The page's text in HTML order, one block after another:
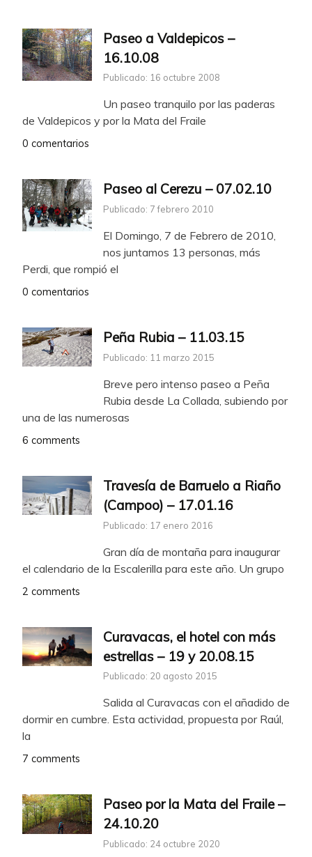
Paseo a Valdepicos –
16.10.08
Publicado: 16 octubre 2008
Un paseo tranquilo por las paderas
de Valdepicos y por la Mata del Fraile
0 comentarios
Paseo al Cerezu – 07.02.10
Publicado: 7 febrero 2010
El Domingo, 7 de Febrero de 2010,
nos juntamos 13 personas, más
Perdi, que rompió el
0 comentarios
Peña Rubia – 11.03.15
Publicado: 11 marzo 2015
Breve pero intenso paseo a Peña
Rubia desde La Collada, subiendo por
una de las numerosas
6 comments
Travesía de Barruelo a Riaño
(Campoo) – 17.01.16
Publicado: 17 enero 2016
Gran día de montaña para inaugurar
el calendario de la Escalerilla para este año. Un grupo
2 comments
Curavacas, el hotel con más
estrellas – 19 y 20.08.15
Publicado: 20 agosto 2015
Salida al Curavacas con el añadido de
dormir en cumbre. Esta actividad, propuesta por Raúl,
la
7 comments
Paseo por la Mata del Fraile –
24.10.20
Publicado: 24 octubre 2020